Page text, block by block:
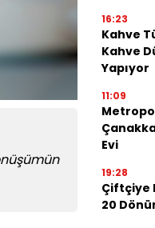
16:23
Kahve
Kahve
Yapıyor
11:09
Evi
19:28
Çiftçiye
20